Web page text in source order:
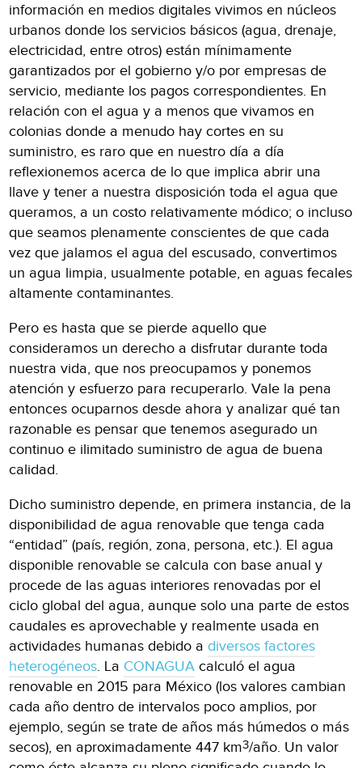
información en medios digitales vivimos en núcleos
urbanos donde los servicios básicos (agua, drenaje,
electricidad, entre otros) están mínimamente
garantizados por el gobierno y/o por empresas de
servicio, mediante los pagos correspondientes. En
relación con el agua y a menos que vivamos en
colonias donde a menudo hay cortes en su
suministro, es raro que en nuestro día a día
reflexionemos acerca de lo que implica abrir una
llave y tener a nuestra disposición toda el agua que
queramos, a un costo relativamente módico; o incluso
que seamos plenamente conscientes de que cada
vez que jalamos el agua del escusado, convertimos
un agua limpia, usualmente potable, en aguas fecales
altamente contaminantes.
Pero es hasta que se pierde aquello que
consideramos un derecho a disfrutar durante toda
nuestra vida, que nos preocupamos y ponemos
atención y esfuerzo para recuperarlo. Vale la pena
entonces ocuparnos desde ahora y analizar qué tan
razonable es pensar que tenemos asegurado un
continuo e ilimitado suministro de agua de buena
calidad.
Dicho suministro depende, en primera instancia, de la
disponibilidad de agua renovable que tenga cada
“entidad” (país, región, zona, persona, etc.). El agua
disponible renovable se calcula con base anual y
procede de las aguas interiores renovadas por el
ciclo global del agua, aunque solo una parte de estos
caudales es aprovechable y realmente usada en
actividades humanas debido adiversos factores
heterogéneos. La CONAGUA calculó el agua
renovable en 2015 para México (los valores cambian
cada año dentro de intervalos poco amplios, por
ejemplo, según se trate de años más húmedos o más
secos), en aproximadamente 447 km3/año. Un valor